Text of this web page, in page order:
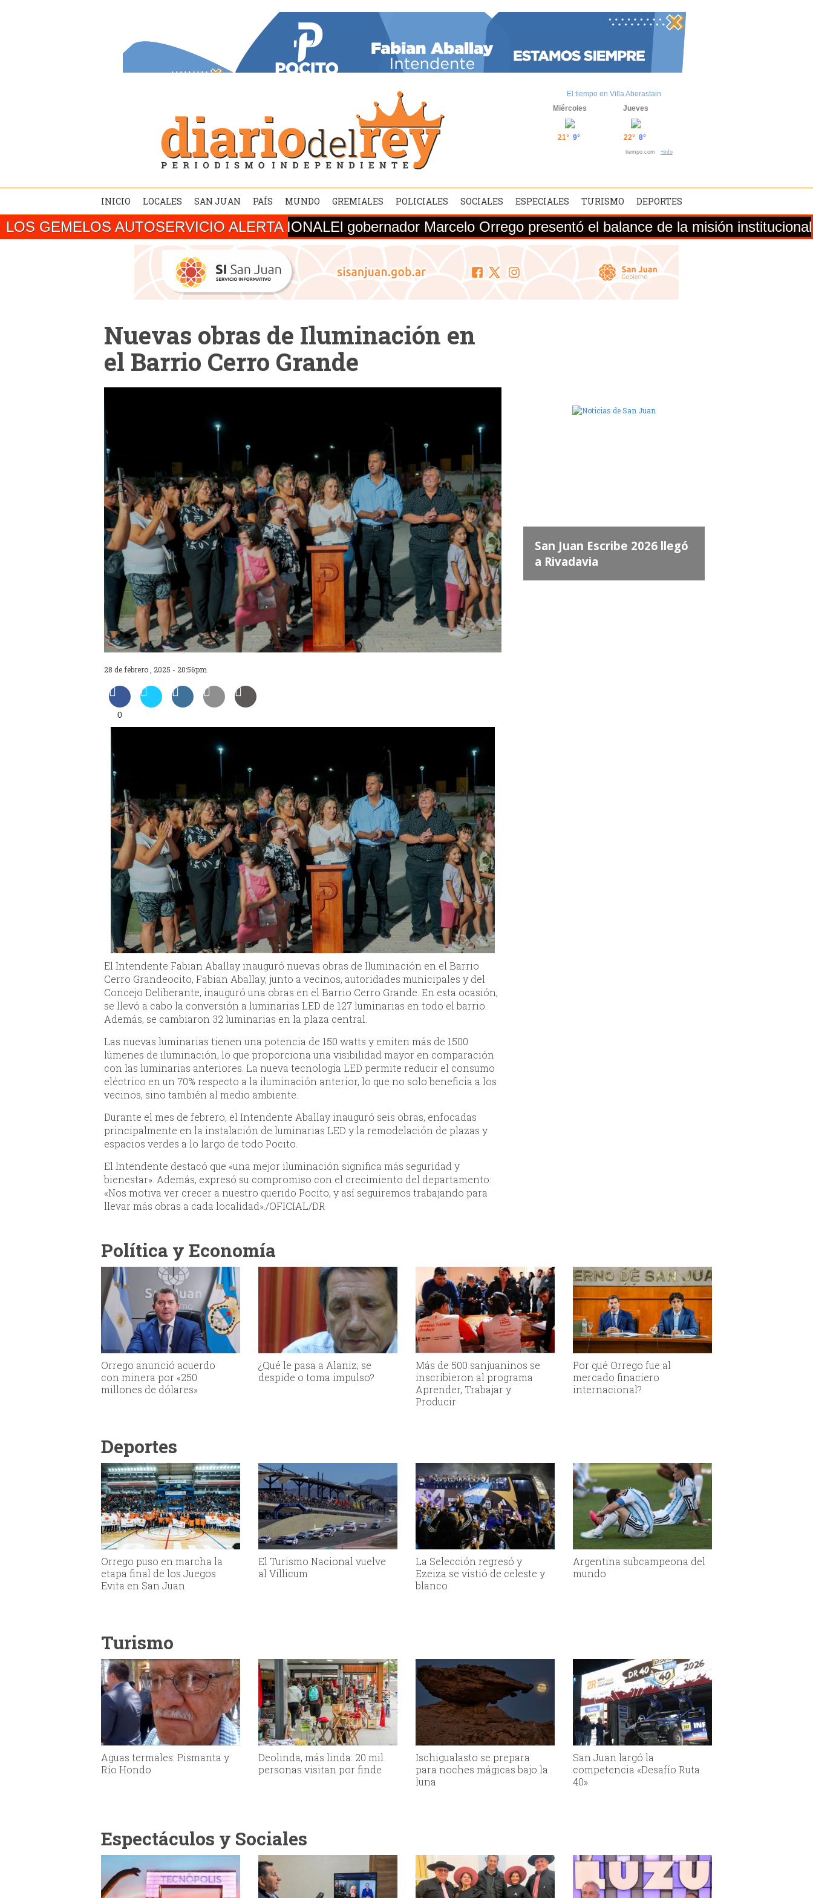
El tiempo en Villa Aberastain
Miércoles
21° 9°
Jueves
22° 8°
tiempo.com +info
INICIO LOCALES SAN JUAN PAÍS MUNDO GREMIALES POLICIALES SOCIALES ESPECIALES TURISMO DEPORTES
LOS GEMELOS AUTOSERVICIO ALERTA
SAN JUAN/ MISIÓN INTERNACIONALEl gobernador Marcelo Orrego presentó el balance de la misión institucional
Nuevas obras de Iluminación en
el Barrio Cerro Grande
28 de febrero , 2025 - 20:56:pm
0
El Intendente Fabian Aballay inauguró nuevas obras de Iluminación en el Barrio
Cerro Grandeocito, Fabian Aballay, junto a vecinos, autoridades municipales y del
Concejo Deliberante, inauguró una obras en el Barrio Cerro Grande. En esta ocasión,
se llevó a cabo la conversión a luminarias LED de 127 luminarias en todo el barrio.
Además, se cambiaron 32 luminarias en la plaza central.
Las nuevas luminarias tienen una potencia de 150 watts y emiten más de 1500
lúmenes de iluminación, lo que proporciona una visibilidad mayor en comparación
con las luminarias anteriores. La nueva tecnología LED permite reducir el consumo
eléctrico en un 70% respecto a la iluminación anterior, lo que no solo beneficia a los
vecinos, sino también al medio ambiente.
Durante el mes de febrero, el Intendente Aballay inauguró seis obras, enfocadas
principalmente en la instalación de luminarias LED y la remodelación de plazas y
espacios verdes a lo largo de todo Pocito.
El Intendente destacó que «una mejor iluminación significa más seguridad y
bienestar». Además, expresó su compromiso con el crecimiento del departamento:
«Nos motiva ver crecer a nuestro querido Pocito, y así seguiremos trabajando para
llevar más obras a cada localidad»./OFICIAL/DR
La Cámara de Diputados
presentó el concurso "San
Juan Escribe" en Santa
Lucía
San Juan Escribe 2026 llegó
a Rivadavia
Política y Economía
Orrego anunció acuerdo
con minera por «250
millones de dólares»
¿Qué le pasa a Alaniz; se
despide o toma impulso?
Más de 500 sanjuaninos se
inscribieron al programa
Aprender, Trabajar y
Producir
Por qué Orrego fue al
mercado finaciero
internacional?
Deportes
Orrego puso en marcha la
etapa final de los Juegos
Evita en San Juan
El Turismo Nacional vuelve
al Villicum
La Selección regresó y
Ezeiza se vistió de celeste y
blanco
Argentina subcampeona del
mundo
Turismo
Aguas termales: Pismanta y
Río Hondo
Deolinda, más linda: 20 mil
personas visitan por finde
Ischigualasto se prepara
para noches mágicas bajo la
luna
San Juan largó la
competencia «Desafío Ruta
40»
Espectáculos y Sociales